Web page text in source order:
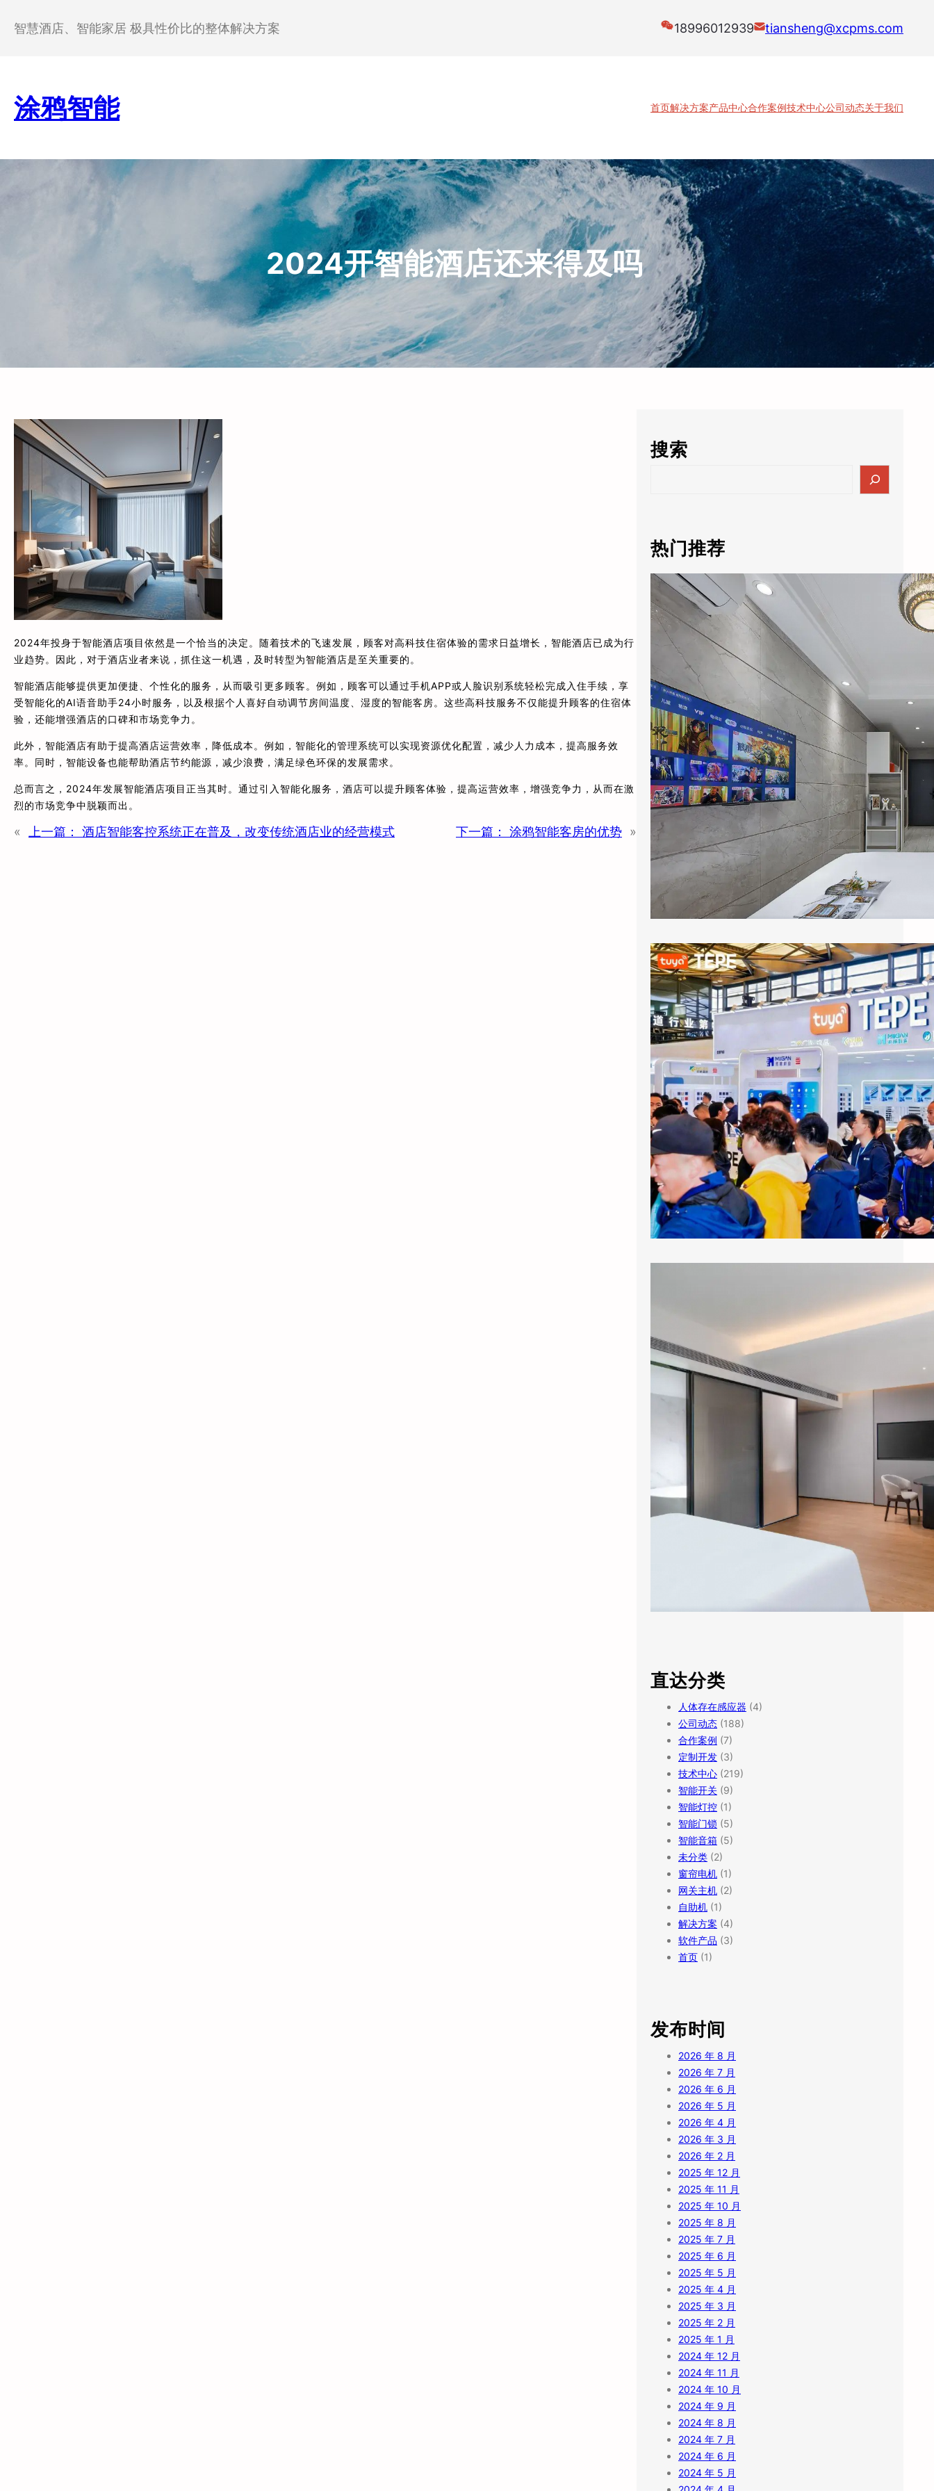
智慧酒店、智能家居 极具性价比的整体解决方案 18996012939 tiansheng@xcpms.com
涂鸦智能 首页解决方案产品中心合作案例技术中心公司动态关于我们
2024开智能酒店还来得及吗
2024年投身于智能酒店项目依然是一个恰当的决定。随着技术的飞速发展，顾客对高科技住宿体验的需求日益增长，智能酒店已成为行
业趋势。因此，对于酒店业者来说，抓住这一机遇，及时转型为智能酒店是至关重要的。
智能酒店能够提供更加便捷、个性化的服务，从而吸引更多顾客。例如，顾客可以通过手机APP或人脸识别系统轻松完成入住手续，享
受智能化的AI语音助手24小时服务，以及根据个人喜好自动调节房间温度、湿度的智能客房。这些高科技服务不仅能提升顾客的住宿体
验，还能增强酒店的口碑和市场竞争力。
此外，智能酒店有助于提高酒店运营效率，降低成本。例如，智能化的管理系统可以实现资源优化配置，减少人力成本，提高服务效
率。同时，智能设备也能帮助酒店节约能源，减少浪费，满足绿色环保的发展需求。
总而言之，2024年发展智能酒店项目正当其时。通过引入智能化服务，酒店可以提升顾客体验，提高运营效率，增强竞争力，从而在激
烈的市场竞争中脱颖而出。
« 上一篇： 酒店智能客控系统正在普及，改变传统酒店业的经营模式 下一篇： 涂鸦智能客房的优势 »
搜索
c
h
热门推荐
2026年6月，杭州黄龙饭店管理集团干了一件
让同行看不懂的事：他们把旗下”黄龙旅行家”
…
涂鸦智能以AI蓝牙直连方案切入酒店赛道：去中心化架构破解智能化改造三大痛点
2026上海国际酒店展期间，涂鸦智能
（NYSE：TUYA，HKEX：2391）的展区成为
E7馆人气最旺的展位之…
今年五一，全国县域酒店预订量同比暴涨
114%，部分南方县城涨幅超过3倍。但一个尴
尬的现实是：这些撑起半边天的县…
直达分类
人体存在感应器 (4)
公司动态 (188)
合作案例 (7)
定制开发 (3)
技术中心 (219)
智能开关 (9)
智能灯控 (1)
智能门锁 (5)
智能音箱 (5)
未分类 (2)
窗帘电机 (1)
网关主机 (2)
自助机 (1)
解决方案 (4)
软件产品 (3)
首页 (1)
发布时间
2026 年 8 月
2026 年 7 月
2026 年 6 月
2026 年 5 月
2026 年 4 月
2026 年 3 月
2026 年 2 月
2025 年 12 月
2025 年 11 月
2025 年 10 月
2025 年 8 月
2025 年 7 月
2025 年 6 月
2025 年 5 月
2025 年 4 月
2025 年 3 月
2025 年 2 月
2025 年 1 月
2024 年 12 月
2024 年 11 月
2024 年 10 月
2024 年 9 月
2024 年 8 月
2024 年 7 月
2024 年 6 月
2024 年 5 月